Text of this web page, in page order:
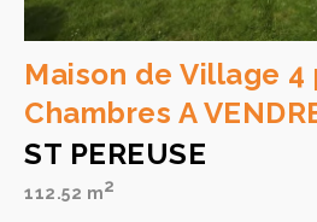
Maison de Village
Chambres A
ST PEREUSE
112.52 m2